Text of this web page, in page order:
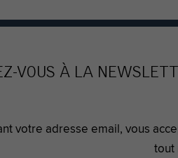
VOUS À LA
votre adresse email, vous
tout